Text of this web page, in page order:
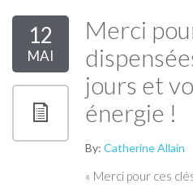
12
MAI
Merci
jours et
énergie !
By: Catherine Allain
« Merci pour ces